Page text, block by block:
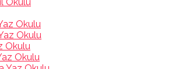
Okulu
Okulu
Okulu
Okulu
Okulu